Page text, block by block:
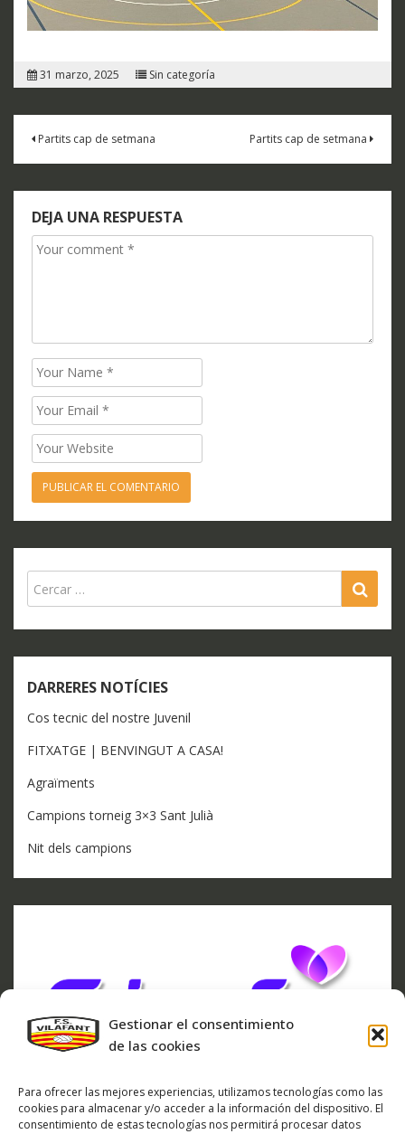
Gestionar el consentimiento
de las cookies
Para ofrecer las mejores experiencias, utilizamos tecnologías como las
cookies para almacenar y/o acceder a la información del dispositivo. El
consentimiento de estas tecnologías nos permitirá procesar datos
31 marzo, 2025 Sin categoría
Navegación
de
entradas
Partits cap de setmana Partits cap de setmana
DEJA UNA RESPUESTA
Comment
Name
Email
Website
DARRERES NOTÍCIES
Cos tecnic del nostre Juvenil
FITXATGE | BENVINGUT A CASA!
Agraïments
Campions torneig 3×3 Sant Julià
Nit dels campions